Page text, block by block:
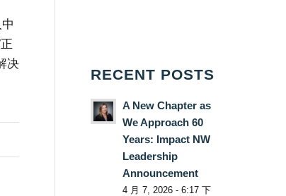
决
RECENT POSTS
A New Chapter as
We Approach 60
Years: Impact NW
Leadership
Announcement
4 月 7, 2026 - 6:17 下